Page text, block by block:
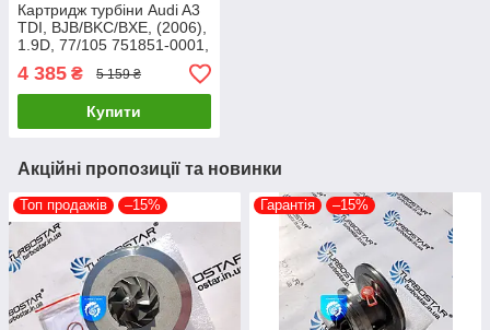
Картридж турбіни Audi A3
TDI, BJB/BKC/BXE, (2006),
1.9D, 77/105 751851-0001,
751851-0002, 751851-
0003
4 385 ₴ 5 159 ₴
Купити
Акційні пропозиції та новинки
Топ продажів –15% Гарантія –15%